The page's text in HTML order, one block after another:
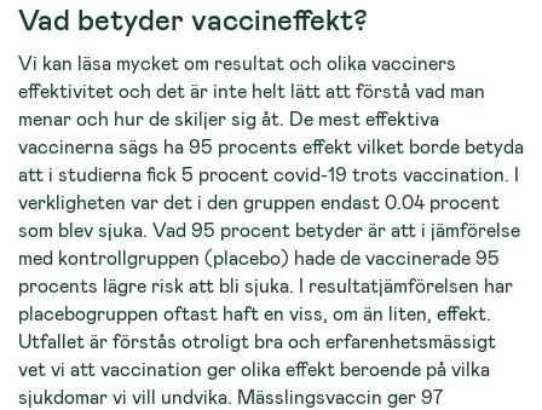
Vad betyder vaccineffekt?
Vi kan läsa mycket om resultat och olika vacciners
effektivitet och det är inte helt lätt att förstå vad man
menar och hur de skiljer sig åt. De mest effektiva
vaccinerna sägs ha 95 procents effekt vilket borde betyda
att i studierna fick 5 procent covid-19 trots vaccination. I
verkligheten var det i den gruppen endast 0.04 procent
som blev sjuka. Vad 95 procent betyder är att i jämförelse
med kontrollgruppen (placebo) hade de vaccinerade 95
procents lägre risk att bli sjuka. I resultatjämförelsen har
placebogruppen oftast haft en viss, om än liten, effekt.
Utfallet är förstås otroligt bra och erfarenhetsmässigt
vet vi att vaccination ger olika effekt beroende på vilka
sjukdomar vi vill undvika. Mässlingsvaccin ger 97